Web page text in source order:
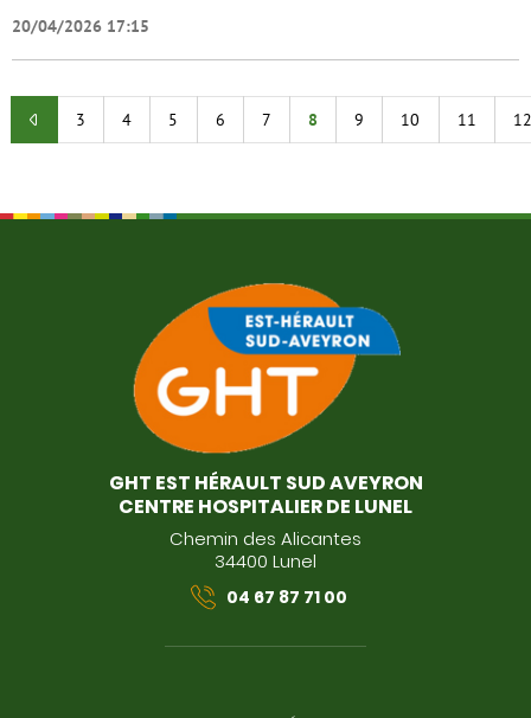
20/04/2026 17:15
3 4 5 6 7 8 9 10 11 12
GHT EST HÉRAULT SUD AVEYRON
CENTRE HOSPITALIER DE LUNEL
Chemin des Alicantes
34400 Lunel
04 67 87 71 00